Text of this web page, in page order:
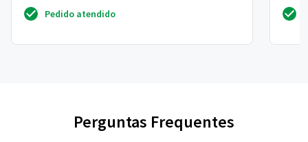
Pedido atendido
Perguntas Frequentes